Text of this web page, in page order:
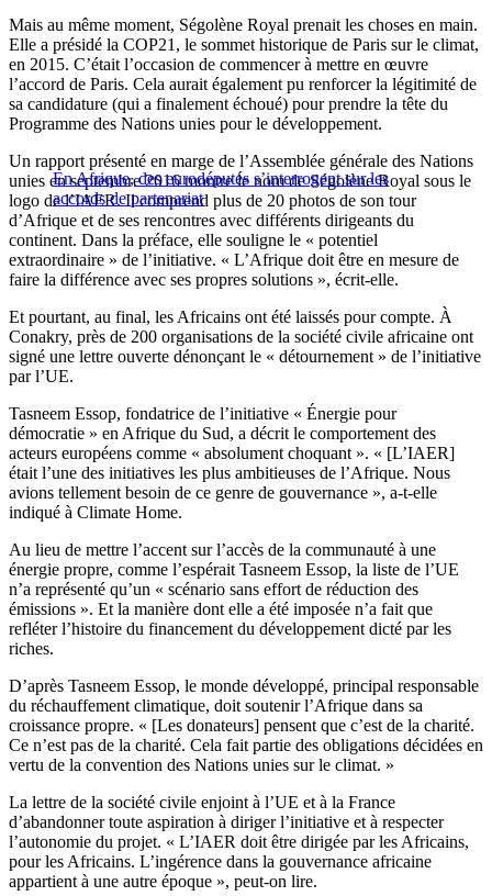
Mais au même moment, Ségolène Royal prenait les choses en main.
Elle a présidé la COP21, le sommet historique de Paris sur le climat,
en 2015. C’était l’occasion de commencer à mettre en œuvre
l’accord de Paris. Cela aurait également pu renforcer la légitimité de
sa candidature (qui a finalement échoué) pour prendre la tête du
Programme des Nations unies pour le développement.
En Afrique, des eurodéputés s’interrogent sur les
accords de partenariat
Un rapport présenté en marge de l’Assemblée générale des Nations
unies en septembre 2016 montre le nom de Ségolène Royal sous le
logo de l’IAER. Il comprend plus de 20 photos de son tour
d’Afrique et de ses rencontres avec différents dirigeants du
continent. Dans la préface, elle souligne le « potentiel
extraordinaire » de l’initiative. « L’Afrique doit être en mesure de
faire la différence avec ses propres solutions », écrit-elle.
Et pourtant, au final, les Africains ont été laissés pour compte. À
Conakry, près de 200 organisations de la société civile africaine ont
signé une lettre ouverte dénonçant le « détournement » de l’initiative
par l’UE.
Tasneem Essop, fondatrice de l’initiative « Énergie pour
démocratie » en Afrique du Sud, a décrit le comportement des
acteurs européens comme « absolument choquant ». « [L’IAER]
était l’une des initiatives les plus ambitieuses de l’Afrique. Nous
avions tellement besoin de ce genre de gouvernance », a-t-elle
indiqué à Climate Home.
Au lieu de mettre l’accent sur l’accès de la communauté à une
énergie propre, comme l’espérait Tasneem Essop, la liste de l’UE
n’a représenté qu’un « scénario sans effort de réduction des
émissions ». Et la manière dont elle a été imposée n’a fait que
refléter l’histoire du financement du développement dicté par les
riches.
D’après Tasneem Essop, le monde développé, principal responsable
du réchauffement climatique, doit soutenir l’Afrique dans sa
croissance propre. « [Les donateurs] pensent que c’est de la charité.
Ce n’est pas de la charité. Cela fait partie des obligations décidées en
vertu de la convention des Nations unies sur le climat. »
La lettre de la société civile enjoint à l’UE et à la France
d’abandonner toute aspiration à diriger l’initiative et à respecter
l’autonomie du projet. « L’IAER doit être dirigée par les Africains,
pour les Africains. L’ingérence dans la gouvernance africaine
appartient à une autre époque », peut-on lire.